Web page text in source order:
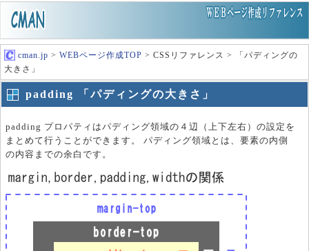
cman.jp > WEBページ作成TOP > CSSリファレンス > 「パディングの
大きさ」
padding 「パディングの大きさ」
padding プロパティはパディング領域の４辺（上下左右）の設定を
まとめて行うことができます。 パディング領域とは、要素の内側
の内容までの余白です。